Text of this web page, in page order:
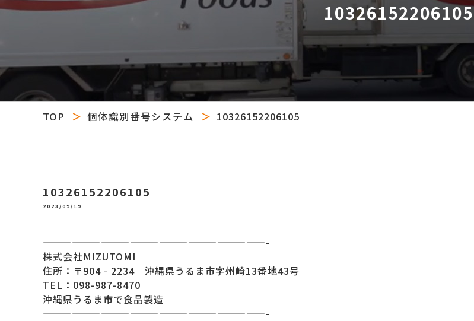
10326152206105
TOP 個体識別番号システム 10326152206105
10326152206105
2023/09/19
———————————————————————-
株式会社MIZUTOMI
住所：〒904‐2234 沖縄県うるま市字州崎13番地43号
TEL：098-987-8470
沖縄県うるま市で食品製造
———————————————————————-